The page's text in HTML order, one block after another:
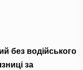
без водійського
за